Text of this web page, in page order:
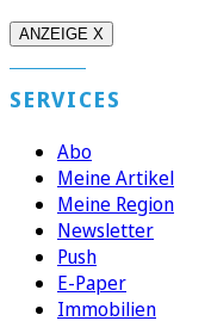
ANZEIGE X
SERVICES
Abo
Meine Artikel
Meine Region
Newsletter
Push
E-Paper
Immobilien